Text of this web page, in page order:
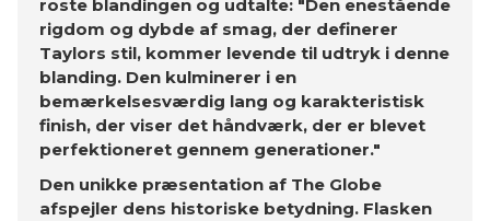
roste blandingen og udtalte: "Den enestående
rigdom og dybde af smag, der definerer
Taylors stil, kommer levende til udtryk i denne
blanding. Den kulminerer i en
bemærkelsesværdig lang og karakteristisk
finish, der viser det håndværk, der er blevet
perfektioneret gennem generationer."
Den unikke præsentation af The Globe
afspejler dens historiske betydning. Flasken